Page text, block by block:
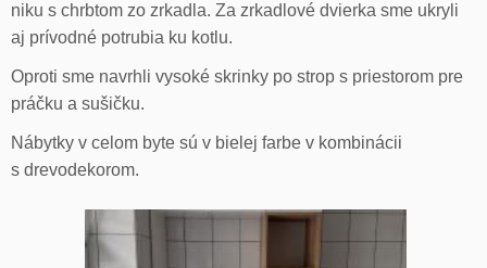
niku s chrbtom zo zrkadla. Za zrkadlové dvierka sme ukryli
aj prívodné potrubia ku kotlu.
Oproti sme navrhli vysoké skrinky po strop s priestorom pre
práčku a sušičku.
Nábytky v celom byte sú v bielej farbe v kombinácii
s drevodekorom.